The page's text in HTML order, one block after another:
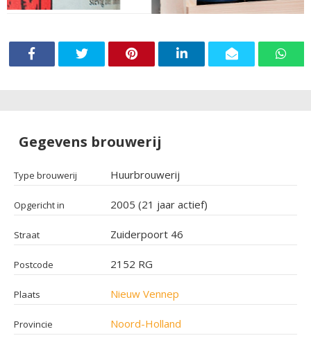
Gegevens brouwerij
Type brouwerij Huurbrouwerij
Opgericht in 2005 (21 jaar actief)
Straat Zuiderpoort 46
Postcode 2152 RG
Plaats Nieuw Vennep
Provincie Noord-Holland